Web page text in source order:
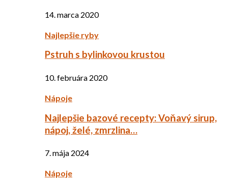
14. marca 2020
Najlepšie ryby
Pstruh s bylinkovou krustou
10. februára 2020
Nápoje
Najlepšie bazové recepty: Voňavý sirup,
nápoj, želé, zmrzlina…
7. mája 2024
Nápoje